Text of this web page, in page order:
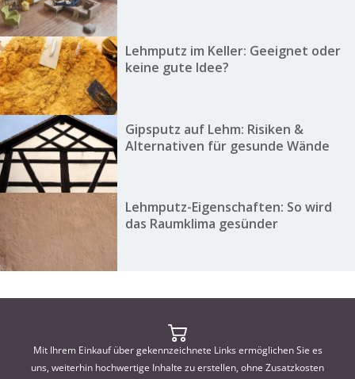
Lehmputz im Keller: Geeignet oder
keine gute Idee?
Gipsputz auf Lehm: Risiken &
Alternativen für gesunde Wände
Lehmputz-Eigenschaften: So wird
das Raumklima gesünder
Mit Ihrem Einkauf über gekennzeichnete Links ermöglichen Sie es
uns, weiterhin hochwertige Inhalte zu erstellen, ohne Zusatzkosten